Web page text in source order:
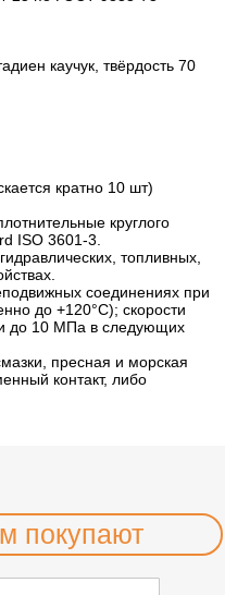
каучук, твёрдость 70
кратно 10 шт)
круглого
ISO 3601-3.
топливных,
соединениях при
до +120°С); скорости
до 10 МПа в следующих
пресная и морская
контакт, либо
покупают